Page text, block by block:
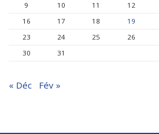
9
10 11 12
16
17 18 19
23
24 25 26
30
31
« Déc Fév »